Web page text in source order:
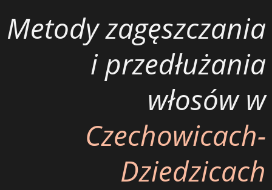
Metody zagęszczania
i przedłużania
włosów w
Czechowicach-
Dziedzicach